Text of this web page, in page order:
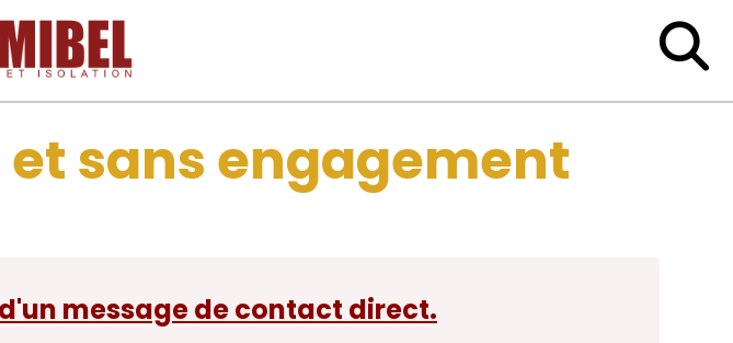
sans engagement
message de contact direct.